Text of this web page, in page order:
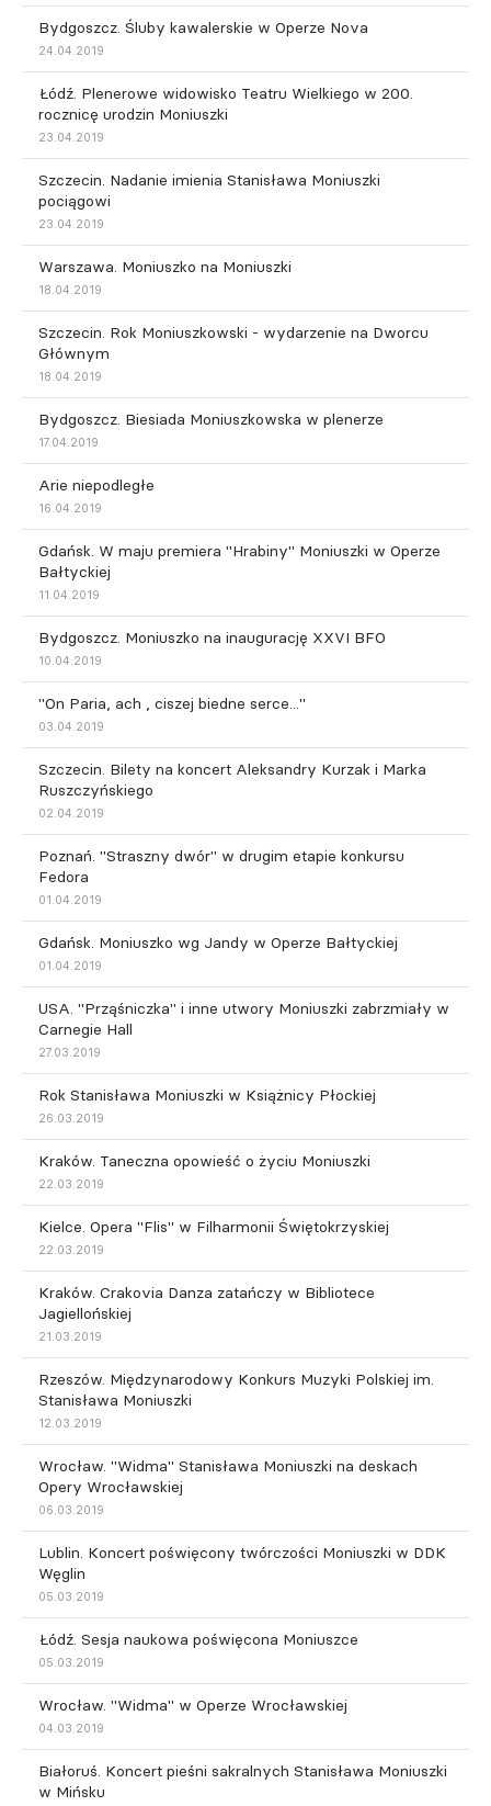
Bydgoszcz. Śluby kawalerskie w Operze Nova
24.04.2019
Łódź. Plenerowe widowisko Teatru Wielkiego w 200.
rocznicę urodzin Moniuszki
23.04.2019
Szczecin. Nadanie imienia Stanisława Moniuszki
pociągowi
23.04.2019
Warszawa. Moniuszko na Moniuszki
18.04.2019
Szczecin. Rok Moniuszkowski - wydarzenie na Dworcu
Głównym
18.04.2019
Bydgoszcz. Biesiada Moniuszkowska w plenerze
17.04.2019
Arie niepodległe
16.04.2019
Gdańsk. W maju premiera "Hrabiny" Moniuszki w Operze
Bałtyckiej
11.04.2019
Bydgoszcz. Moniuszko na inaugurację XXVI BFO
10.04.2019
"On Paria, ach , ciszej biedne serce..."
03.04.2019
Szczecin. Bilety na koncert Aleksandry Kurzak i Marka
Ruszczyńskiego
02.04.2019
Poznań. "Straszny dwór" w drugim etapie konkursu
Fedora
01.04.2019
Gdańsk. Moniuszko wg Jandy w Operze Bałtyckiej
01.04.2019
USA. "Prząśniczka" i inne utwory Moniuszki zabrzmiały w
Carnegie Hall
27.03.2019
Rok Stanisława Moniuszki w Książnicy Płockiej
26.03.2019
Kraków. Taneczna opowieść o życiu Moniuszki
22.03.2019
Kielce. Opera "Flis" w Filharmonii Świętokrzyskiej
22.03.2019
Kraków. Crakovia Danza zatańczy w Bibliotece
Jagiellońskiej
21.03.2019
Rzeszów. Międzynarodowy Konkurs Muzyki Polskiej im.
Stanisława Moniuszki
12.03.2019
Wrocław. "Widma" Stanisława Moniuszki na deskach
Opery Wrocławskiej
06.03.2019
Lublin. Koncert poświęcony twórczości Moniuszki w DDK
Węglin
05.03.2019
Łódź. Sesja naukowa poświęcona Moniuszce
05.03.2019
Wrocław. "Widma" w Operze Wrocławskiej
04.03.2019
Białoruś. Koncert pieśni sakralnych Stanisława Moniuszki
w Mińsku